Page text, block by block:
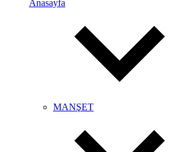
Anasayfa
MANŞET